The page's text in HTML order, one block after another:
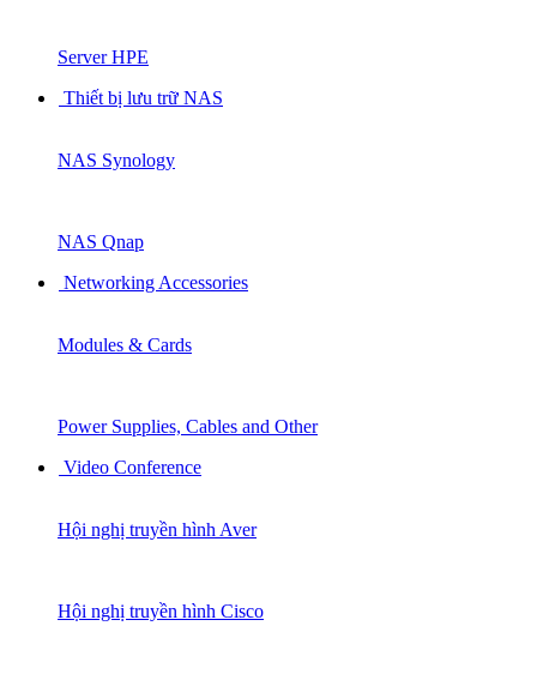
Server HPE
Thiết bị lưu trữ NAS
NAS Synology
NAS Qnap
Networking Accessories
Modules & Cards
Power Supplies, Cables and Other
Video Conference
Hội nghị truyền hình Aver
Hội nghị truyền hình Cisco